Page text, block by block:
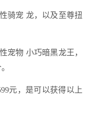
骑宠 龙，以及至尊扭
宠物 小巧暗黑龙王，
元，是可以获得以上